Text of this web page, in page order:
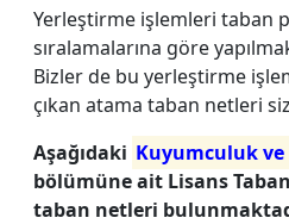
Yerleştirme işlemleri taban
sıralamalarına göre
Bizler de bu yerleştirme
çıkan atama taban netleri
Aşağıdaki Kuyumculuk ve
bölümüne ait Lisans Taban
taban netleri